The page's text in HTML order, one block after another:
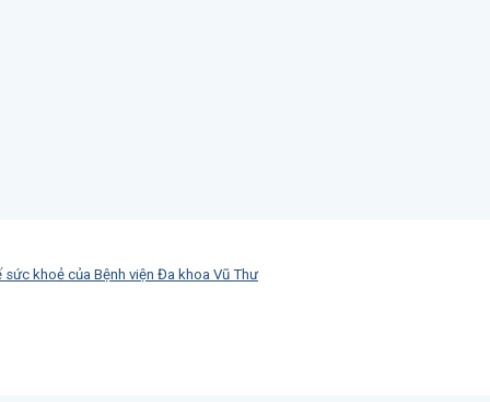
khoẻ của Bệnh viện Đa khoa Vũ Thư